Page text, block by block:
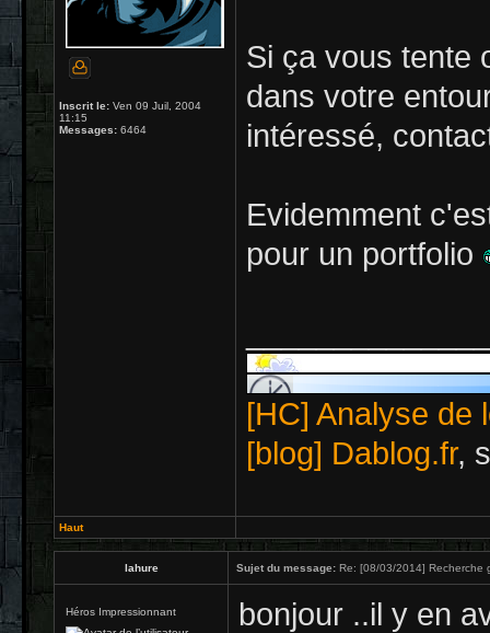
Inscrit le: Ven 09 Juil, 2004
11:15
Messages: 6464
Si ça vous tente
dans votre
intéressé,
Evidemment
pour un portfolio
[HC] Analyse de
[blog] Dablog.fr,
Haut
lahure Sujet du message: Re: [08/03/2014] Recherche
Héros Impressionnant
bonjour ..il y en